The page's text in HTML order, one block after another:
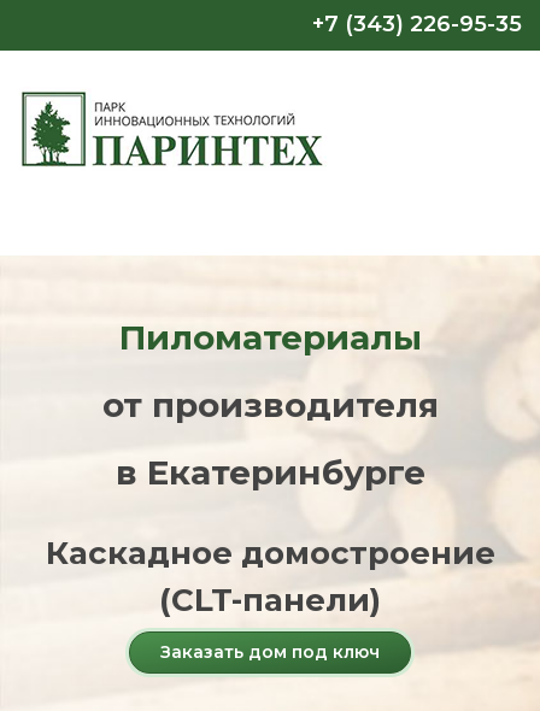
+7 (343) 226-95-35
Пиломатериалы
от производителя
в Екатеринбурге
Каскадное домостроение
(CLT-панели)
Заказать дом под ключ